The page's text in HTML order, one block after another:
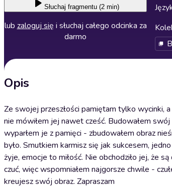
Słuchaj fragmentu (2 min)
lub zaloguj się i słuchaj całego odcinka za
darmo
Opis
Ze swojej przeszłości pamiętam tylko wycinki,
nie mówiłem jej nawet cześć. Budowałem
wyparłem je z pamięci - zbudowałem obraz
było. Smutkiem karmisz się jak sukcesem,
żyje, emocje to miłość. Nie obchodziło jej, że
czuć, więc wspomniałem najgorsze chwile -
kreujesz swój obraz. Zapraszam